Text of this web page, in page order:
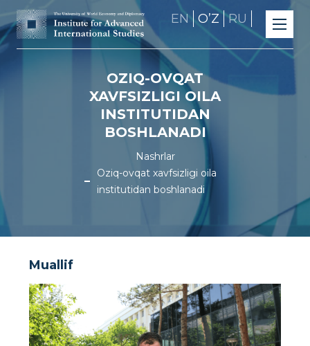
EN OʼZ RU
OZIQ-OVQAT
XAVFSIZLIGI OILA
INSTITUTIDAN
BOSHLANADI
Nashrlar
Oziq-ovqat xavfsizligi oila
institutidan boshlanadi
Muallif